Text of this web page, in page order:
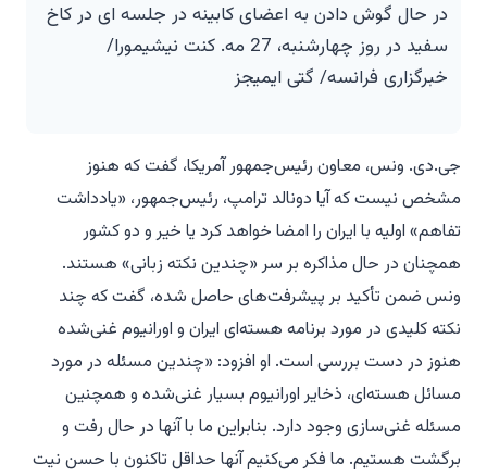
در حال گوش دادن به اعضای کابینه در جلسه ای در کاخ
سفید در روز چهارشنبه، 27 مه. کنت نیشیمورا/
خبرگزاری فرانسه/ گتی ایمیجز
جی.دی. ونس، معاون رئیس‌جمهور آمریکا، گفت که هنوز
مشخص نیست که آیا دونالد ترامپ، رئیس‌جمهور، «یادداشت
تفاهم» اولیه با ایران را امضا خواهد کرد یا خیر و دو کشور
همچنان در حال مذاکره بر سر «چندین نکته زبانی» هستند.
ونس ضمن تأکید بر پیشرفت‌های حاصل شده، گفت که چند
نکته کلیدی در مورد برنامه هسته‌ای ایران و اورانیوم غنی‌شده
هنوز در دست بررسی است. او افزود: «چندین مسئله در مورد
مسائل هسته‌ای، ذخایر اورانیوم بسیار غنی‌شده و همچنین
مسئله غنی‌سازی وجود دارد. بنابراین ما با آنها در حال رفت و
برگشت هستیم. ما فکر می‌کنیم آنها حداقل تاکنون با حسن نیت